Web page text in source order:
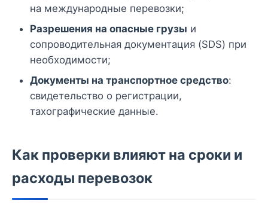
на международные перевозки;
Разрешения на опасные грузы и
сопроводительная документация (SDS) при
необходимости;
Документы на транспортное средство:
свидетельство о регистрации,
тахографические данные.
Как проверки влияют на сроки и
расходы перевозок